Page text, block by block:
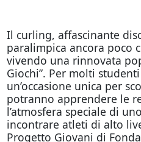
Il curling, affascinante
paralimpica ancora poco
vivendo una rinnovata
Giochi”. Per molti
un’occasione unica per
potranno apprendere le
l’atmosfera speciale di
incontrare atleti di alto
Progetto Giovani di